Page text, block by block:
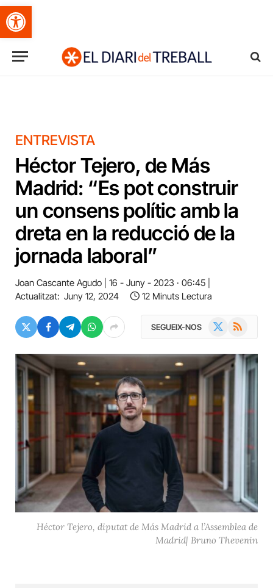
Obre la barra d'eines
ENTREVISTA
Héctor Tejero, de Más
Madrid: “Es pot construir
un consens polític amb la
dreta en la reducció de la
jornada laboral”
Joan Cascante Agudo
16 - Juny - 2023 · 06:45
Actualitzat: Juny 12, 2024 12 Minuts Lectura
SEGUEIX-NOS RSS
Héctor Tejero, diputat de Más Madrid a l’Assemblea de
Madrid| Bruno Thevenin